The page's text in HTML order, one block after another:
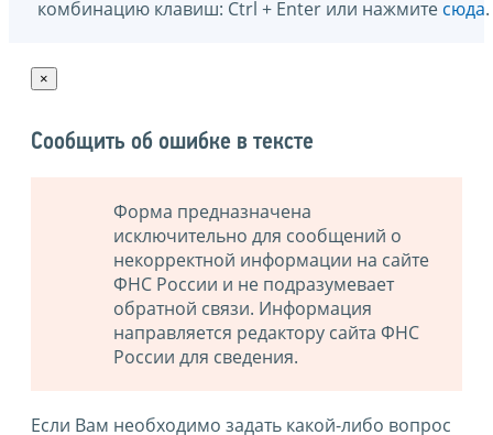
комбинацию клавиш: Ctrl + Enter или нажмите сюда.
×
Сообщить об ошибке в тексте
Форма предназначена
исключительно для сообщений о
некорректной информации на сайте
ФНС России и не подразумевает
обратной связи. Информация
направляется редактору сайта ФНС
России для сведения.
Если Вам необходимо задать какой-либо вопрос